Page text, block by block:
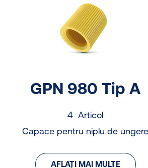
GPN 980 Tip A
4 Articol
Capace pentru niplu de ungere
AFLAȚI MAI MULTE